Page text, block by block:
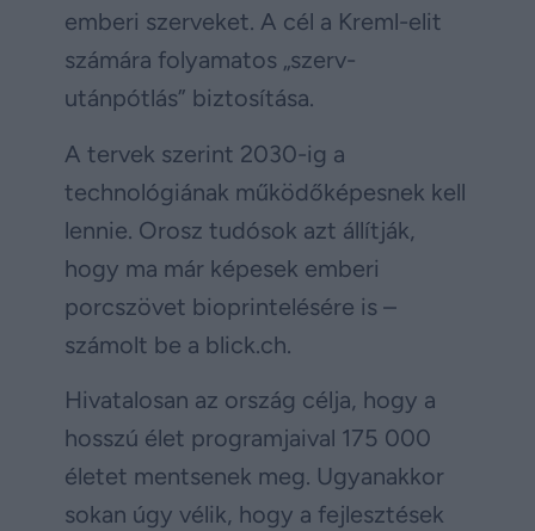
emberi szerveket. A cél a Kreml-elit
számára folyamatos „szerv-
utánpótlás” biztosítása.
A tervek szerint 2030-ig a
technológiának működőképesnek kell
lennie. Orosz tudósok azt állítják,
hogy ma már képesek emberi
porcszövet bioprintelésére is –
számolt be a blick.ch.
Hivatalosan az ország célja, hogy a
hosszú élet programjaival 175 000
életet mentsenek meg. Ugyanakkor
sokan úgy vélik, hogy a fejlesztések